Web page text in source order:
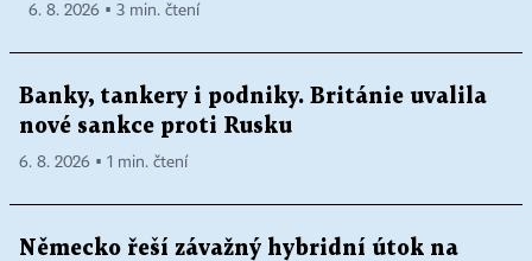
6. 8. 2026 ▪ 3 min. čtení
Banky, tankery i podniky. Británie uvalila
nové sankce proti Rusku
6. 8. 2026 ▪ 1 min. čtení
Německo řeší závažný hybridní útok na